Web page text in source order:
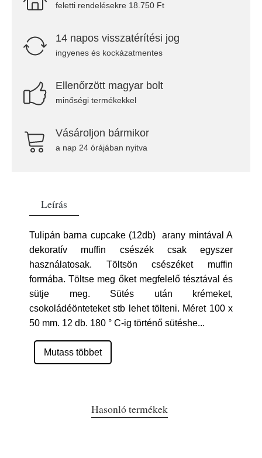
feletti rendelésekre 18.750 Ft
14 napos visszatérítési jog
ingyenes és kockázatmentes
Ellenőrzött magyar bolt
minőségi termékekkel
Vásároljon bármikor
a nap 24 órájában nyitva
Leírás
Tulipán barna cupcake (12db) arany mintával A
dekoratív muffin csészék csak egyszer
használatosak. Töltsön csészéket muffin
formába. Töltse meg őket megfelelő tésztával és
sütje meg. Sütés után krémeket,
csokoládéönteteket stb lehet tölteni. Méret 100 x
50 mm. 12 db. 180 ° C-ig történő sütéshe...
Mutass többet
Hasonló termékek